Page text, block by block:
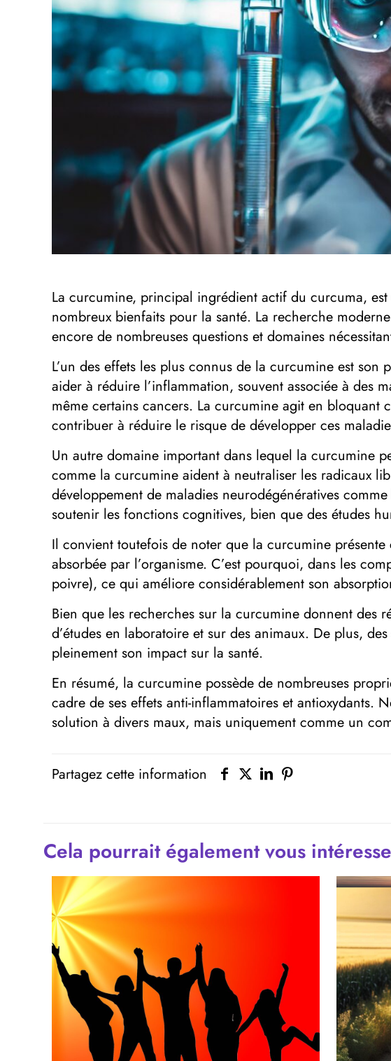
La curcumine, principal ingrédient actif du curcuma,
nombreux bienfaits pour la santé. La recherche
encore de nombreuses questions et domaines
L’un des effets les plus connus de la curcumine est
aider à réduire l’inflammation, souvent associée à des
même certains cancers. La curcumine agit en
contribuer à réduire le risque de développer ces
Un autre domaine important dans lequel la curcumine
comme la curcumine aident à neutraliser les radicaux
développement de maladies neurodégénératives
soutenir les fonctions cognitives, bien que des études
Il convient toutefois de noter que la curcumine
absorbée par l’organisme. C’est pourquoi, dans les
poivre), ce qui améliore considérablement son
Bien que les recherches sur la curcumine donnent des
d’études en laboratoire et sur des animaux. De plus,
pleinement son impact sur la santé.
En résumé, la curcumine possède de nombreuses
cadre de ses effets anti-inflammatoires et antioxydants.
solution à divers maux, mais uniquement comme un
Partagez cette information
Cela pourrait également vous